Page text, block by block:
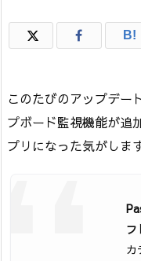
B!
このたびのアップデー
プボード監視機能が追
プリになった気がします
フ
カ